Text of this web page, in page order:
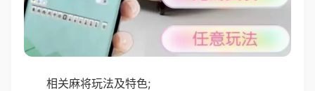
相关麻将玩法及特色;